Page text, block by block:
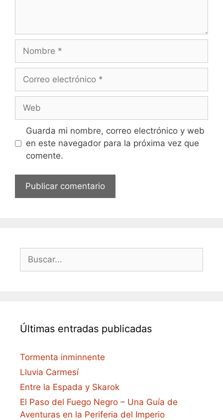
electrónico
Guarda mi nombre, correo electrónico y web
en este navegador para la próxima vez que
comente.
Buscar:
Últimas entradas publicadas
Tormenta inminnente
Lluvia Carmesí
Entre la Espada y Skarok
El Paso del Fuego Negro – Una Guía de
Aventuras en la Periferia del Imperio